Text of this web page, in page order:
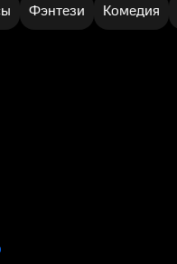
Фэнтези Комедия